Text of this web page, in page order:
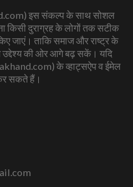
इस संकल्प के साथ सोशल
किसी दुराग्रह के लोगों तक सटीक
जाएं। ताकि समाज और राष्ट्र के
उद्देश्य की ओर आगे बढ़ सकें। यदि
के व्हाट्सऐप व ईमेल
सकते हैं।